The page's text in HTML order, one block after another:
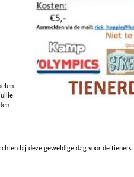
bij deze geweldige dag voor de tieners.